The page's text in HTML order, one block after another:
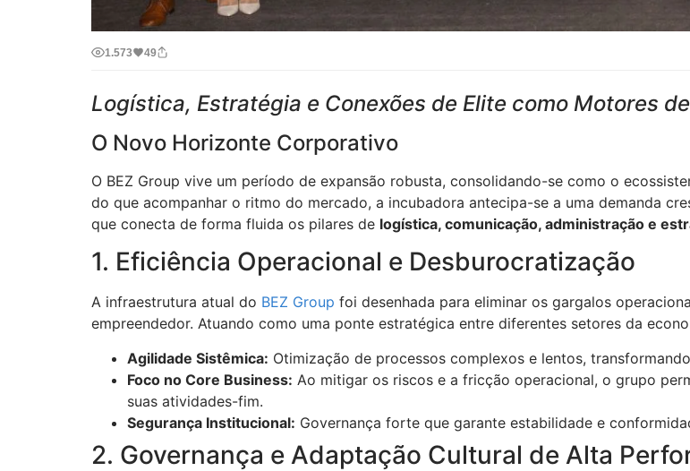
1.573 49
Logística, Estratégia e Conexões de Elite como Motores
O Novo Horizonte Corporativo
O BEZ Group vive um período de expansão robusta, consolidando-se como o
do que acompanhar o ritmo do mercado, a incubadora antecipa-se a uma demanda
que conecta de forma fluida os pilares de logística, comunicação, administração e
1. Eficiência Operacional e Desburocratização
A infraestrutura atual do BEZ Group foi desenhada para eliminar os gargalos
empreendedor. Atuando como uma ponte estratégica entre diferentes setores da
Agilidade Sistêmica: Otimização de processos complexos e lentos,
Foco no Core Business: Ao mitigar os riscos e a fricção operacional, o grupo
suas atividades-fim.
Segurança Institucional: Governança forte que garante estabilidade e
2. Governança e Adaptação Cultural de Alta